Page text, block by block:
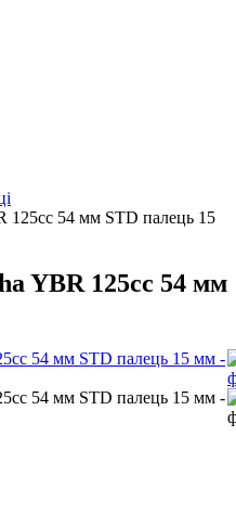
125cc 54 мм STD палець 15
YBR 125cc 54 мм